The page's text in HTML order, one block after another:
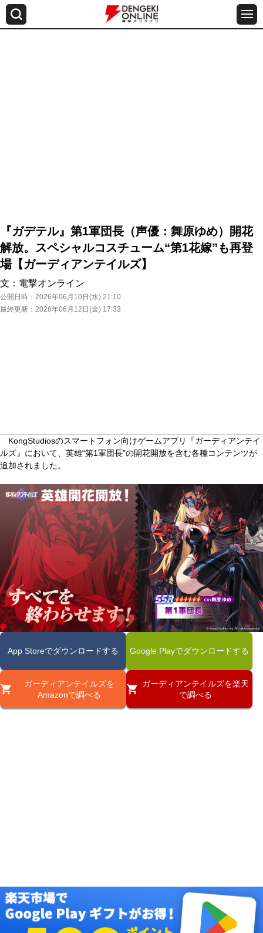
『ガデテル』第1軍団長（声優：舞原ゆめ）開花
解放。スペシャルコスチューム“第1花嫁”も再登
場【ガーディアンテイルズ】
文： 電撃オンライン
公開日時： 2026年06月10日(水) 21:10
最終更新： 2026年06月12日(金) 17:33
KongStudiosのスマートフォン向けゲームアプリ『ガーディアンテイ
ルズ』において、英雄“第1軍団長”の開花開放を含む各種コンテンツが
追加されました。
App Storeでダウンロードする Google Playでダウンロードする
ガーディアンテイルズを
Amazonで調べる
ガーディアンテイルズを楽天
で調べる